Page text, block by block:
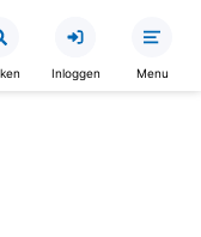
Inloggen Menu